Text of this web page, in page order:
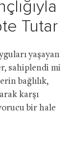
Tutar
yaşayan
sahiplendi mi
bağlılık,
karşı
bir hale